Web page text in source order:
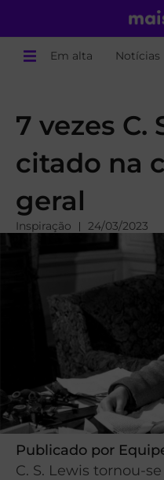
Em alta Notícias
7 vezes C.
citado na
geral
Inspiração 24/03/2023
Publicado por
C. S. Lewis tornou-